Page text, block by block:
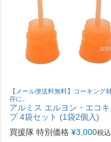
【メール便送料無料】コーキング
存に。
アルミス エルヨン・エコキ
プ 4袋セット (1袋2個入)
買援隊 特別価格 ¥3,000税込